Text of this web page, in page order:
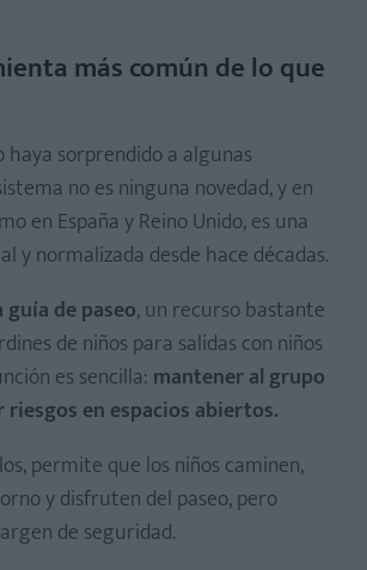
más común de lo que
sorprendido a algunas
no es ninguna novedad, y en
en España y Reino Unido, es una
y normalizada desde hace décadas.
de paseo, un recurso bastante
de niños para salidas con niños
es sencilla: mantener al grupo
en espacios abiertos.
permite que los niños caminen,
y disfruten del paseo, pero
de seguridad.